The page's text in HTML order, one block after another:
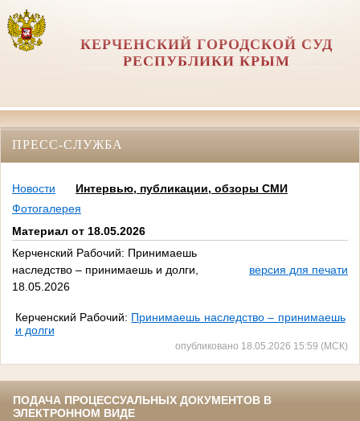
КЕРЧЕНСКИЙ ГОРОДСКОЙ СУД
РЕСПУБЛИКИ КРЫМ
ПРЕСС-СЛУЖБА
Новости
Интервью, публикации, обзоры СМИ
Фотогалерея
Материал от 18.05.2026
Керченский Рабочий: Принимаешь
наследство – принимаешь и долги,
18.05.2026
версия для печати
Керченский Рабочий: Принимаешь наследство – принимаешь
и долги
опубликовано 18.05.2026 15:59 (МСК)
ПОДАЧА ПРОЦЕССУАЛЬНЫХ ДОКУМЕНТОВ В
ЭЛЕКТРОННОМ ВИДЕ